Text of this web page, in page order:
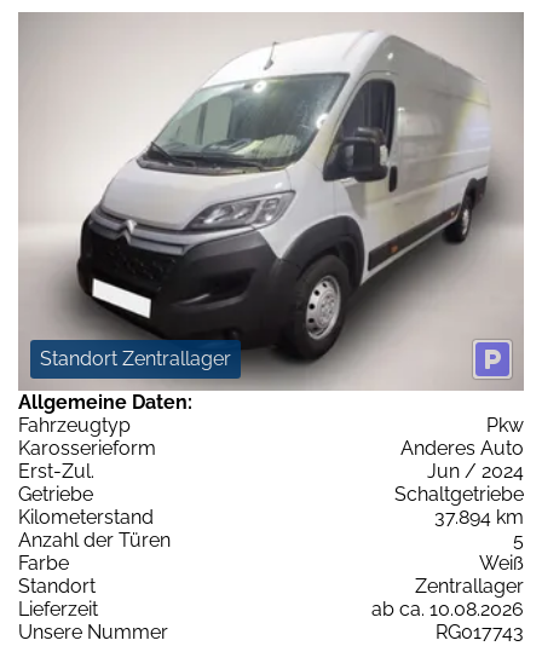
Standort Zentrallager
Allgemeine Daten:
Fahrzeugtyp
Pkw
Karosserieform
Anderes Auto
Erst-Zul.
Jun / 2024
Getriebe
Schaltgetriebe
Kilometerstand
37.894 km
Anzahl der Türen
5
Farbe
Weiß
Standort
Zentrallager
Lieferzeit
ab ca. 10.08.2026
Unsere Nummer
RG017743